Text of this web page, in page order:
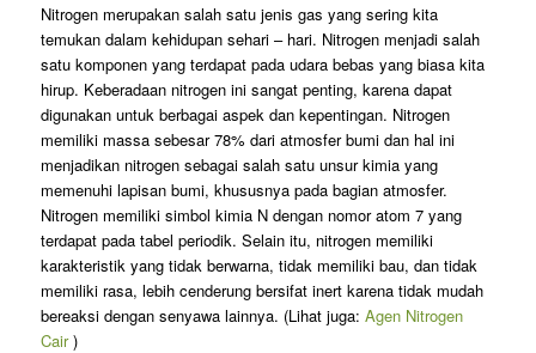
Nitrogen merupakan salah satu jenis gas yang sering kita
temukan dalam kehidupan sehari – hari. Nitrogen menjadi salah
satu komponen yang terdapat pada udara bebas yang biasa kita
hirup. Keberadaan nitrogen ini sangat penting, karena dapat
digunakan untuk berbagai aspek dan kepentingan. Nitrogen
memiliki massa sebesar 78% dari atmosfer bumi dan hal ini
menjadikan nitrogen sebagai salah satu unsur kimia yang
memenuhi lapisan bumi, khususnya pada bagian atmosfer.
Nitrogen memiliki simbol kimia N dengan nomor atom 7 yang
terdapat pada tabel periodik. Selain itu, nitrogen memiliki
karakteristik yang tidak berwarna, tidak memiliki bau, dan tidak
memiliki rasa, lebih cenderung bersifat inert karena tidak mudah
bereaksi dengan senyawa lainnya. (Lihat juga: Agen Nitrogen
Cair)